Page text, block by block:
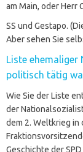
am Main, oder Herr
SS und Gestapo.
Aber sehen Sie
Liste ehemaliger
politisch tätig
Wie Sie der Liste
der
dem 2. Weltkrieg
Geschichte der